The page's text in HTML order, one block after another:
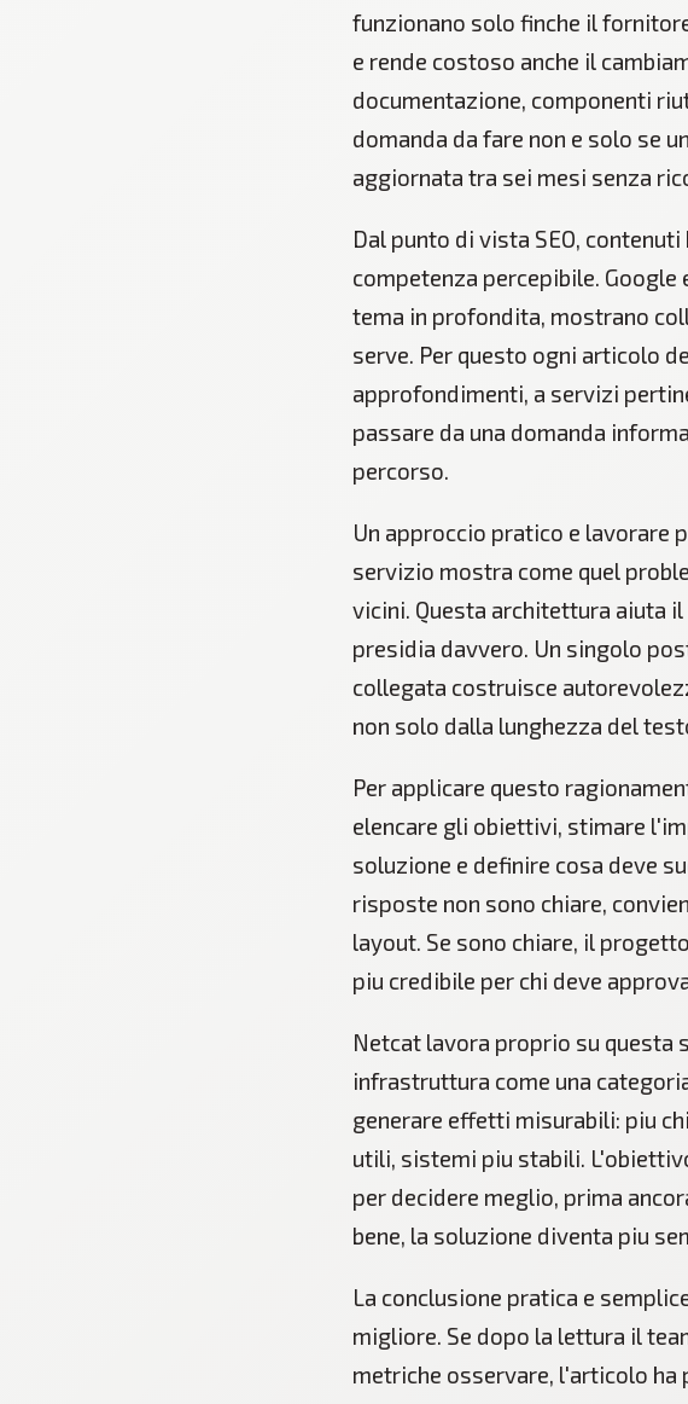
funzionano solo finche il
e rende costoso anche il
documentazione, componenti
domanda da fare non e solo se
aggiornata tra sei mesi senza
Dal punto di vista SEO,
competenza percepibile.
tema in profondita, mostrano
serve. Per questo ogni articolo
approfondimenti, a servizi
passare da una domanda
percorso.
Un approccio pratico e lavorare
servizio mostra come quel
vicini. Questa architettura aiuta
presidia davvero. Un singolo
collegata costruisce
non solo dalla lunghezza del
Per applicare questo
elencare gli obiettivi, stimare
soluzione e definire cosa deve
risposte non sono chiare,
layout. Se sono chiare, il
piu credibile per chi deve
Netcat lavora proprio su
infrastruttura come una
generare effetti misurabili: piu
utili, sistemi piu stabili.
per decidere meglio, prima
bene, la soluzione diventa piu
La conclusione pratica e
migliore. Se dopo la lettura il
metriche osservare, l'articolo ha